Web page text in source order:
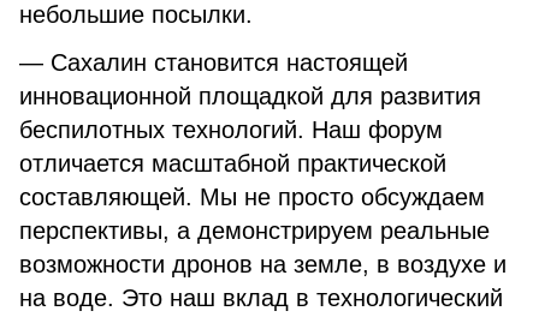
небольшие посылки.
— Сахалин становится настоящей
инновационной площадкой для развития
беспилотных технологий. Наш форум
отличается масштабной практической
составляющей. Мы не просто обсуждаем
перспективы, а демонстрируем реальные
возможности дронов на земле, в воздухе и
на воде. Это наш вклад в технологический